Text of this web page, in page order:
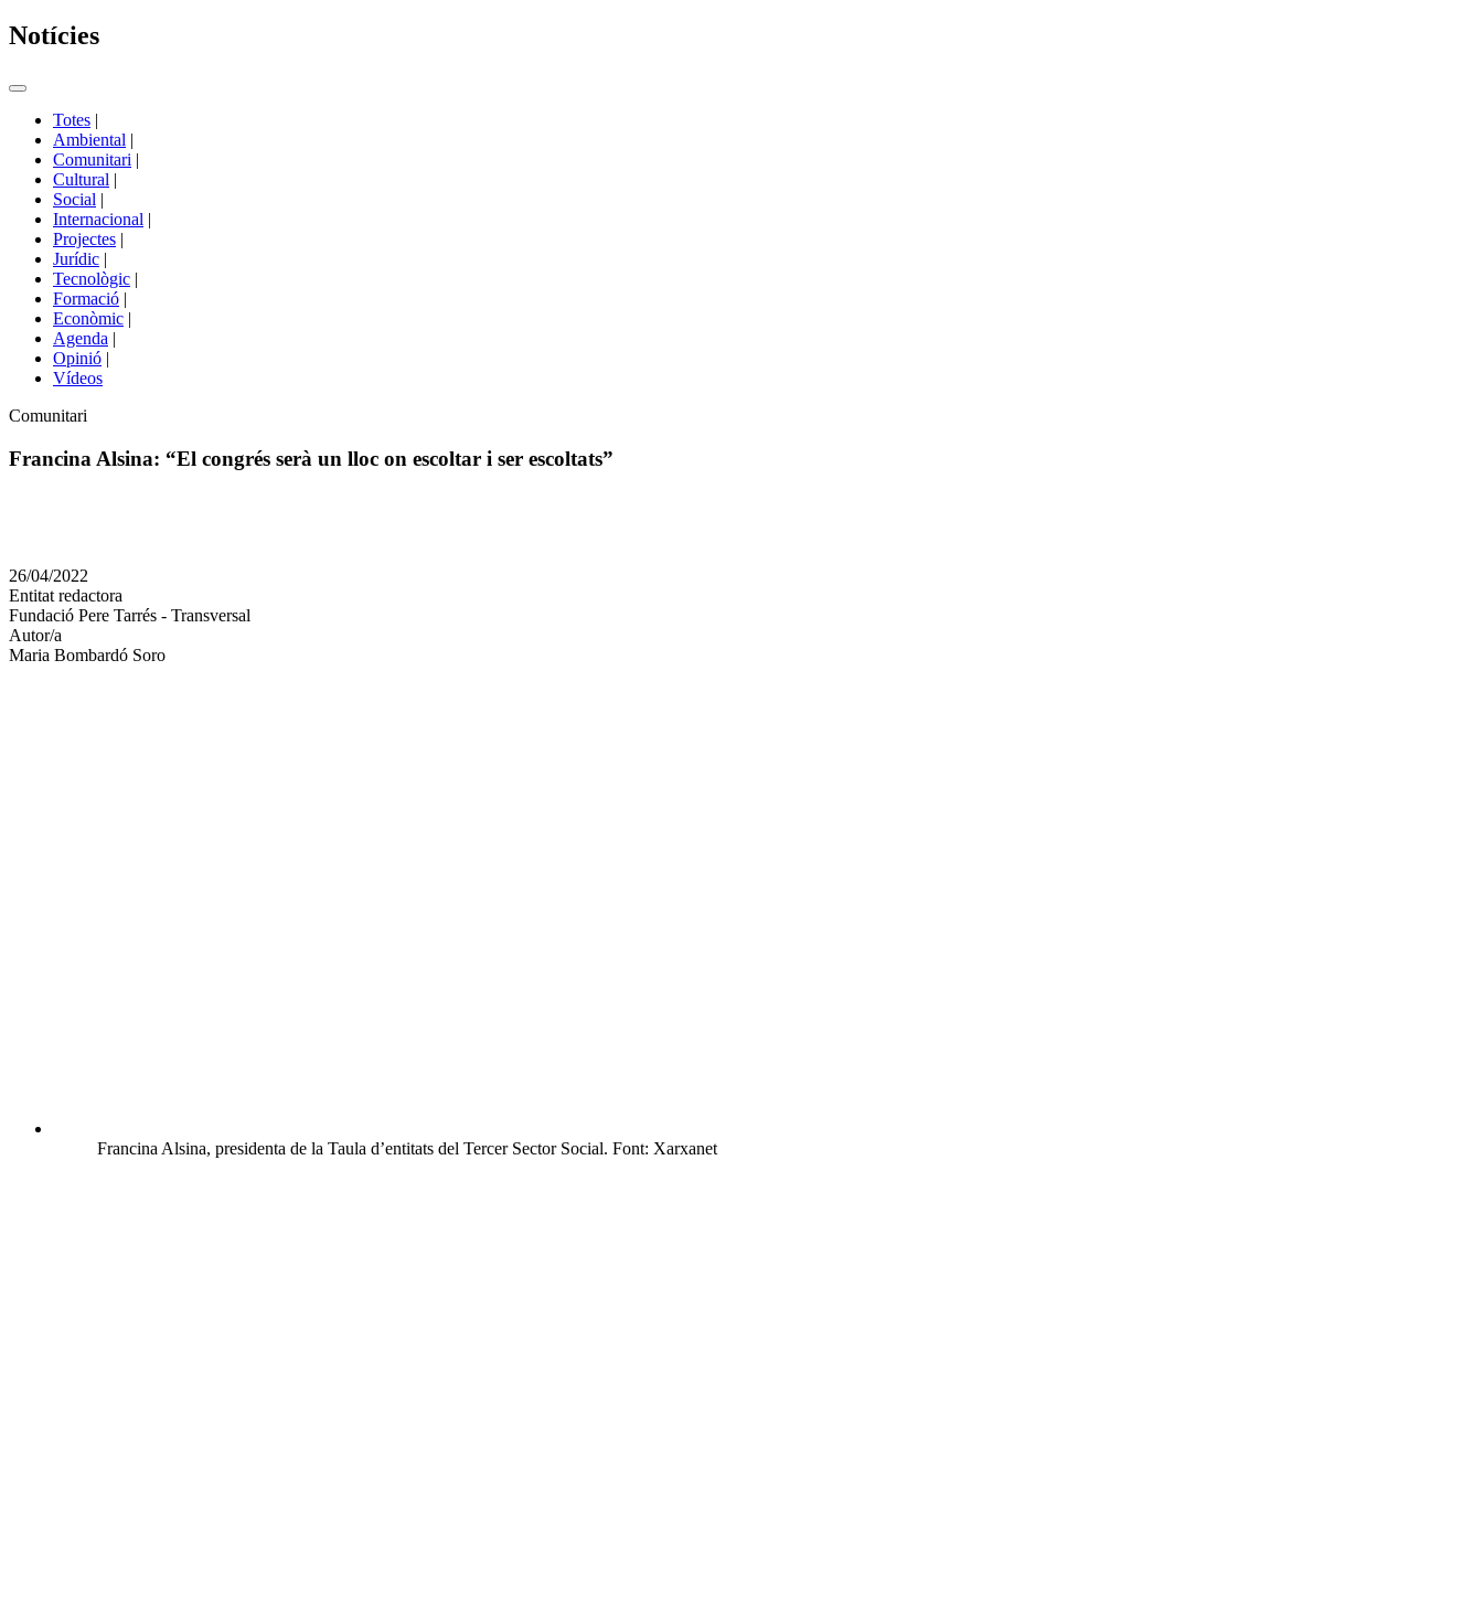
Notícies
Commutador
portals
Totes |
Ambiental |
Comunitari |
Cultural |
Social |
Internacional |
Projectes |
Jurídic |
Tecnològic |
Formació |
Econòmic |
Agenda |
Opinió |
Vídeos
Àmbit
la
Comunitari
Francina Alsina: “El congrés serà un lloc on escoltar i ser escoltats”
en
altres
xarxes
socials
26/04/2022
Entitat redactora
Fundació Pere Tarrés - Transversal
Autor/a
Maria Bombardó Soro
Francina Alsina, presidenta de la Taula d’entitats del Tercer Sector Social. Font: Xarxanet